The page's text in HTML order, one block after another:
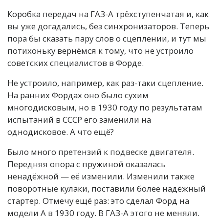
Коробка передач на ГАЗ-А трёхступенчатая и, как
вы уже догадались, без синхронизаторов. Теперь
пора бы сказать пару слов о сцеплении, и тут мы
потихоньку вернёмся к тому, что не устроило
советских специалистов в Форде.
Не устроило, например, как раз-таки сцепление.
На ранних Фордах оно было сухим
многодисковым, но в 1930 году по результатам
испытаний в СССР его заменили на
однодисковое. А что ещё?
Было много претензий к подвеске двигателя.
Передняя опора с пружиной оказалась
ненадёжной — её изменили. Изменили также
поворотные кулаки, поставили более надёжный
стартер. Отмечу ещё раз: это сделал Форд на
модели А в 1930 году. В ГАЗ-А этого не меняли.